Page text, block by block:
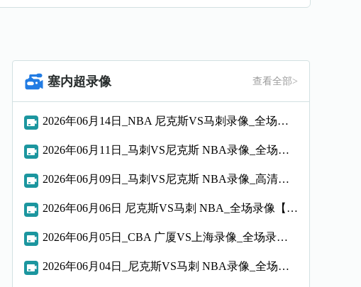
塞内超录像 查看全部>
2026年06月14日_NBA 尼克斯VS马刺录像_全场录像【视频集锦】
2026年06月11日_马刺VS尼克斯 NBA录像_全场录像【视频集锦】
2026年06月09日_马刺VS尼克斯 NBA录像_高清录像【全场回放】
2026年06月06日 尼克斯VS马刺 NBA_全场录像【全场回放】
2026年06月05日_CBA 广厦VS上海录像_全场录像【全场回放】
2026年06月04日_尼克斯VS马刺 NBA录像_全场录像【全场回放】